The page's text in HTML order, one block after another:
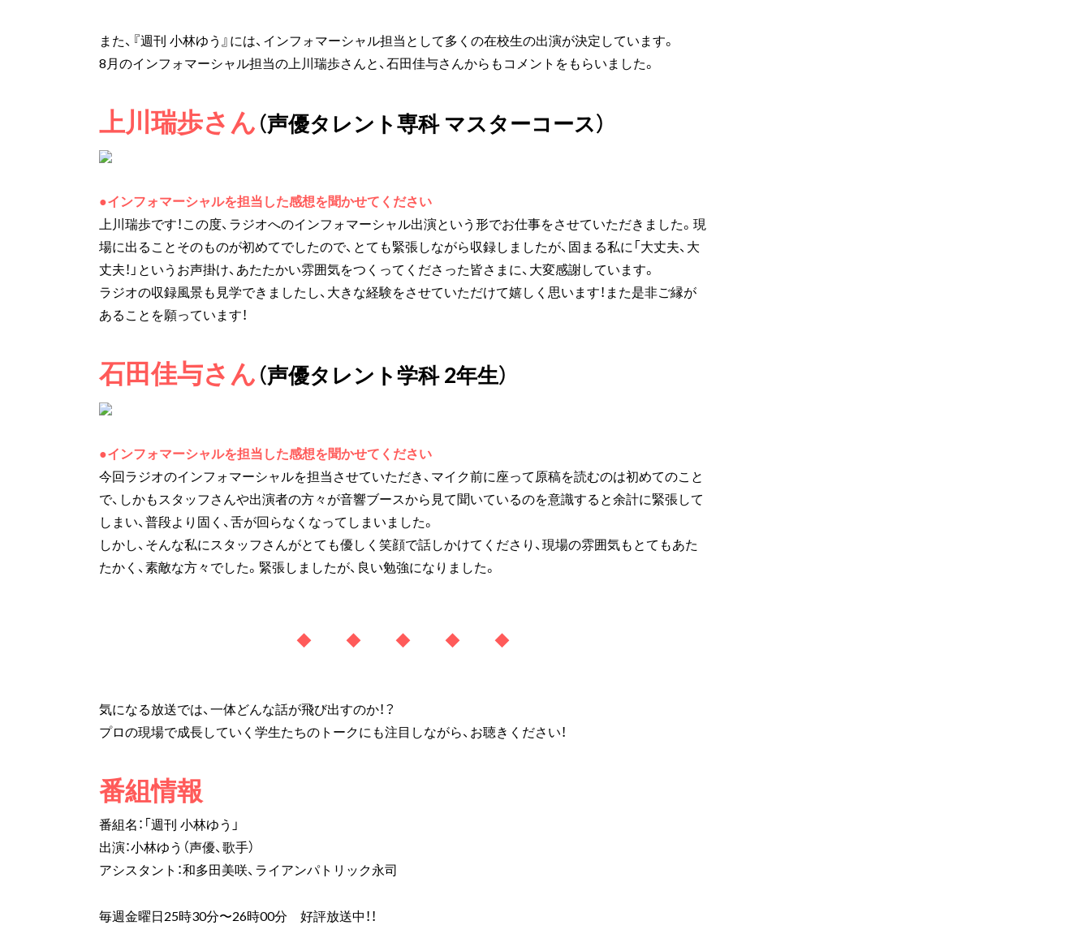
また、『週刊 小林ゆう』には、インフォマーシャル担当として多くの在校生の出演が決定しています。
8月のインフォマーシャル担当の上川瑞歩さんと、石田佳与さんからもコメントをもらいました。
上川瑞歩さん（声優タレント専科 マスターコース）
●インフォマーシャルを担当した感想を聞かせてください
上川瑞歩です！この度、ラジオへのインフォマーシャル出演という形でお仕事をさせていただきました。現
場に出ることそのものが初めてでしたので、とても緊張しながら収録しましたが、固まる私に「大丈夫、大
丈夫！」というお声掛け、あたたかい雰囲気をつくってくださった皆さまに、大変感謝しています。
ラジオの収録風景も見学できましたし、大きな経験をさせていただけて嬉しく思います！また是非ご縁が
あることを願っています！
石田佳与さん（声優タレント学科 2年生）
●インフォマーシャルを担当した感想を聞かせてください
今回ラジオのインフォマーシャルを担当させていただき、マイク前に座って原稿を読むのは初めてのこと
で、しかもスタッフさんや出演者の方々が音響ブースから見て聞いているのを意識すると余計に緊張して
しまい、普段より固く、舌が回らなくなってしまいました。
しかし、そんな私にスタッフさんがとても優しく笑顔で話しかけてくださり、現場の雰囲気もとてもあた
たかく、素敵な方々でした。緊張しましたが、良い勉強になりました。
◆ ◆ ◆ ◆ ◆
気になる放送では、一体どんな話が飛び出すのか！？
プロの現場で成長していく学生たちのトークにも注目しながら、お聴きください！
番組情報
番組名：「週刊 小林ゆう」
出演：小林ゆう（声優、歌手）
アシスタント：和多田美咲、ライアンパトリック永司
毎週金曜日25時30分〜26時00分 好評放送中！！